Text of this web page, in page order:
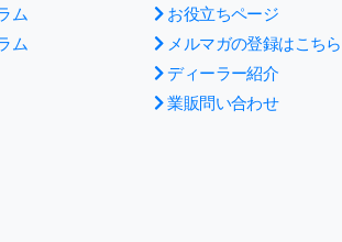
ム
ム
お役立ちページ
メルマガの登録はこちら
ディーラー紹介
業販問い合わせ